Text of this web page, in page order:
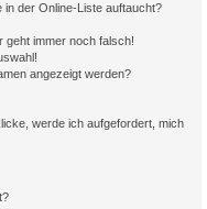
der Online-Liste auftaucht?
geht immer noch falsch!
angezeigt werden?
werde ich aufgefordert, mich